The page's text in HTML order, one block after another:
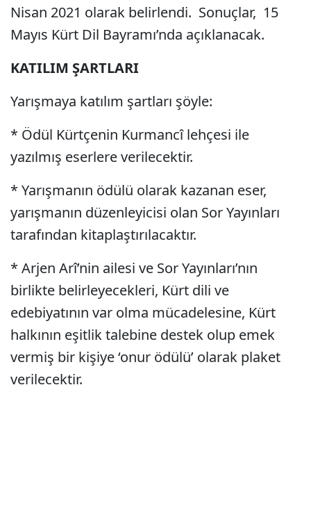
Nisan 2021 olarak belirlendi. Sonuçlar, 15
Mayıs Kürt Dil Bayramı’nda açıklanacak.
KATILIM ŞARTLARI
Yarışmaya katılım şartları şöyle:
* Ödül Kürtçenin Kurmancî lehçesi ile
yazılmış eserlere verilecektir.
* Yarışmanın ödülü olarak kazanan eser,
yarışmanın düzenleyicisi olan Sor Yayınları
tarafından kitaplaştırılacaktır.
* Arjen Arî’nin ailesi ve Sor Yayınları’nın
birlikte belirleyecekleri, Kürt dili ve
edebiyatının var olma mücadelesine, Kürt
halkının eşitlik talebine destek olup emek
vermiş bir kişiye ‘onur ödülü’ olarak plaket
verilecektir.